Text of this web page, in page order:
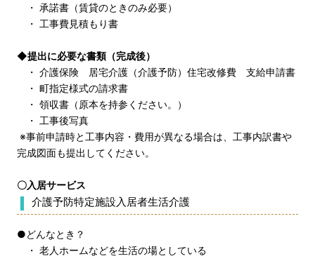
・ 承諾書（賃貸のときのみ必要）
・ 工事費見積もり書
◆提出に必要な書類（完成後）
・ 介護保険 居宅介護（介護予防）住宅改修費 支給申請書
・ 町指定様式の請求書
・ 領収書（原本を持参ください。）
・ 工事後写真
※事前申請時と工事内容・費用が異なる場合は、工事内訳書や
完成図面も提出してください。
〇入居サービス
介護予防特定施設入居者生活介護
●どんなとき？
・ 老人ホームなどを生活の場としている